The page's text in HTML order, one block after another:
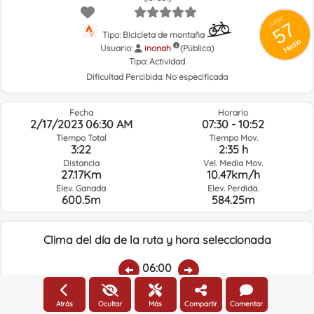
GRSIC
57
Media
Tipo: Bicicleta de montaña
Usuario:
inonah
(Pública)
Tipo: Actividad
Dificultad Percibida: No especificada
Fecha
2/17/2023 06:30 AM
Tiempo Total
3:22
Distancia
27.17Km
Elev. Ganada
600.5m
Horario
07:30 - 10:52
Tiempo Mov.
2:35 h
Vel. Media Mov.
10.47km/h
Elev. Perdida.
584.25m
Clima del día de la ruta y hora seleccionada
06:00
Temp.:Lluvia: Humedad media:Veloc. Viento:Direcc. Viento:
Atrás Ocultar Más Compartir Comentar